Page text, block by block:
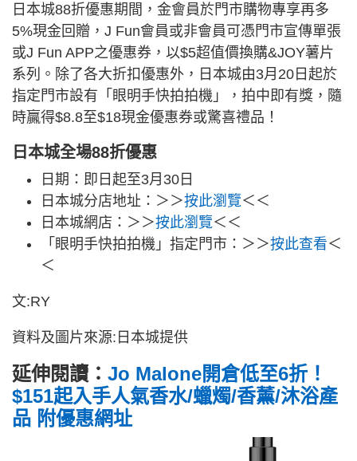
日本城88折優惠期間，金會員於門市購物專享再多
5%現金回贈，J Fun會員或非會員可憑門市宣傳單張
或J Fun APP之優惠券，以$5超值價換購&JOY薯片
系列。除了各大折扣優惠外，日本城由3月20日起於
指定門市設有「眼明手快拍拍機」，拍中即有獎，隨
時贏得$8.8至$18現金優惠券或驚喜禮品！
日本城全場88折優惠
日期：即日起至3月30日
日本城分店地址：＞＞按此瀏覽＜＜
日本城網店：＞＞按此瀏覽＜＜
「眼明手快拍拍機」指定門市：＞＞按此查看＜
＜
文:RY
資料及圖片來源:日本城提供
延伸閱讀： Jo Malone開倉低至6折！
$151起入手人氣香水/蠟燭/香薰/沐浴產
品 附優惠網址